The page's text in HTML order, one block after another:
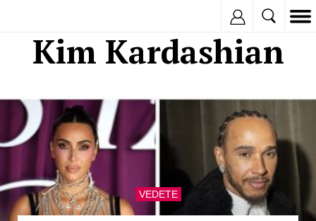
Kim Kardashian
VEDETE